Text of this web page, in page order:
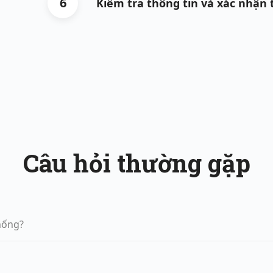
Kiểm tra thông tin và xác nhận
Câu hỏi thường gặp